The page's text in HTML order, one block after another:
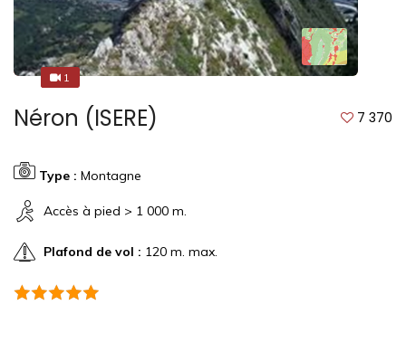
11
Néron (ISERE) 7 370
Type : Montagne
Accès à pied > 1 000 m.
Plafond de vol : 120 m. max.